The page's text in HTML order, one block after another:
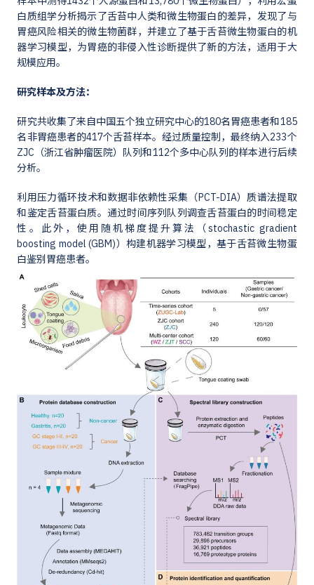
白质组学分析揭示了舌苔中人类和微生物蛋白的差异，发现了与
胃癌风险相关的微生物菌群，并建立了基于舌苔微生物蛋白的机
器学习模型，为胃癌的非侵入性诊断提供了新的方法，适用于大
规模应用。
研究样本及方法：
研究共收集了来自中国五个独立研究中心的180名胃癌患者和185
名非胃癌患者的417个舌苔样本。经过质量控制，最终纳入233个
ZJC（浙江省肿瘤医院）队列和112个多中心队列的样本进行后续
分析。
利用压力循环技术和数据非依赖性采集（PCT-DIA）质谱法提取
和鉴定舌苔蛋白质。通过时间序列队列调查舌苔蛋白的时间稳定
性。此外，使用随机梯度提升算法（stochastic gradient
boosting model (GBM)）构建机器学习模型，基于舌苔微生物蛋
白鉴别胃癌患者。